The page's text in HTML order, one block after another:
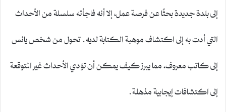
إلى بلدة جديدة بحثًا عن فرصة عمل، إلا أنه فاجأته سلسلة من الأحداث
التي أدت به إلى اكتشاف موهبة الكتابة لديه. تحول من شخص يائس
إلى كاتب معروف، مما يبرز كيف يمكن أن تؤدي الأحداث غير المتوقعة
إلى اكتشافات إيجابية مذهلة.